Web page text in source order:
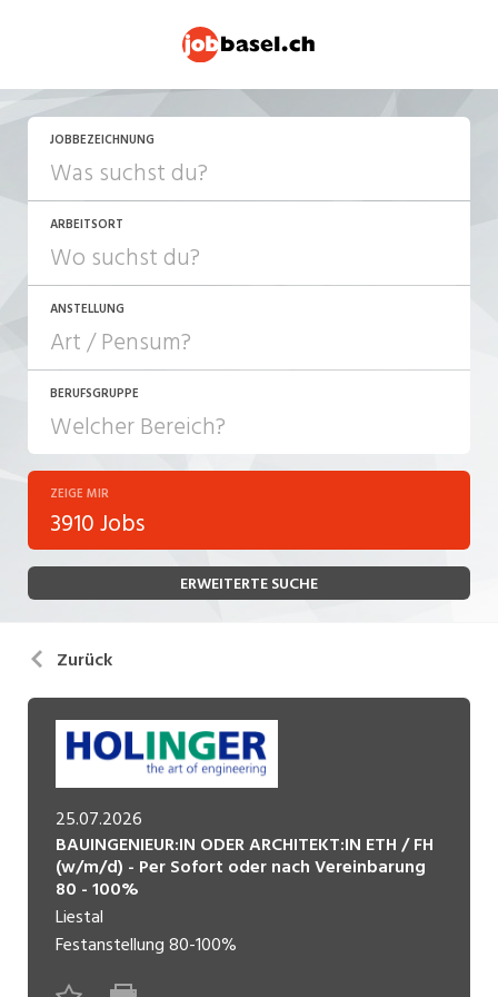
JOBBEZEICHNUNG
ARBEITSORT
ANSTELLUNG
JOB-TYP
Festanstellung
Temporär (befristet)
Praktikum
Lehrstelle
Ferienjob
POSITION
Führungsposition
Management / Kader
BERUFSGRUPPE
Bank, Versicherung
Bau, Handwerk, Elektro
Bildung, Kunst, Design, Soziale Berufe, Sport
Einkauf, Logistik, Transport, Verkehr
Engineering, Technik, Architektur
Finanzen, Controlling, Treuhand, Recht
Gartenbau, Landwirtschaft, Forstwirtschaft
Gastronomie, Hotellerie, Tourismus,
Lebensmittel
Immobilien, Facility Management, Reinigung
ZEIGE MIR
3910 Jobs
ERWEITERTE SUCHE
Zurück
25.07.2026
BAUINGENIEUR:IN ODER ARCHITEKT:IN ETH / FH
(w/m/d) - Per Sofort oder nach Vereinbarung
80 - 100%
Liestal
Festanstellung80-100%